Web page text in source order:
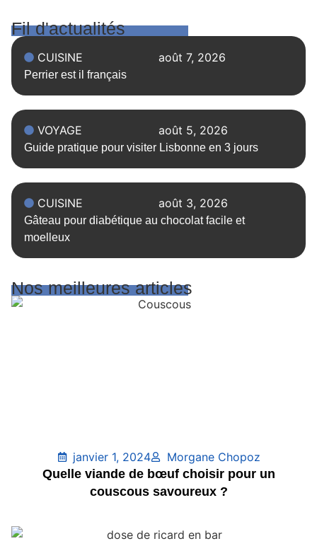
Fil d'actualités
CUISINE août 7, 2026
Perrier est il français
VOYAGE août 5, 2026
Guide pratique pour visiter Lisbonne en 3 jours
CUISINE août 3, 2026
Gâteau pour diabétique au chocolat facile et
moelleux
Nos meilleures articles
janvier 1, 2024
Morgane Chopoz
Quelle viande de bœuf choisir pour un
couscous savoureux ?